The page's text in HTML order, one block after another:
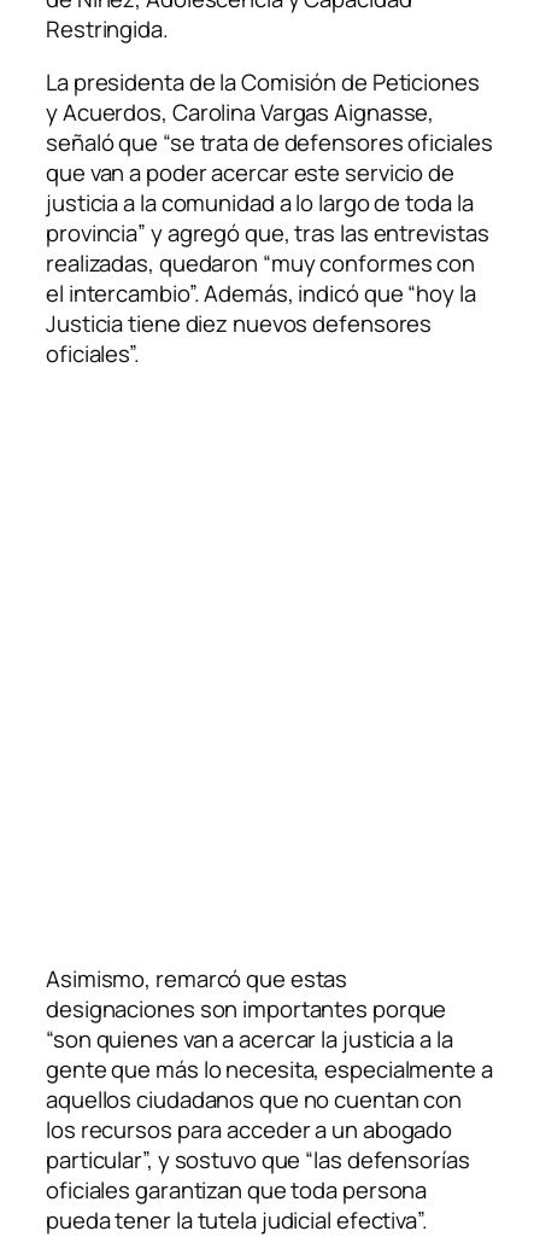
Restringida.
La presidenta de la Comisión de Peticiones
y Acuerdos, Carolina Vargas Aignasse,
señaló que “se trata de defensores oficiales
que van a poder acercar este servicio de
justicia a la comunidad a lo largo de toda la
provincia” y agregó que, tras las entrevistas
realizadas, quedaron “muy conformes con
el intercambio”. Además, indicó que “hoy la
Justicia tiene diez nuevos defensores
oficiales”.
Asimismo, remarcó que estas
designaciones son importantes porque
“son quienes van a acercar la justicia a la
gente que más lo necesita, especialmente a
aquellos ciudadanos que no cuentan con
los recursos para acceder a un abogado
particular”, y sostuvo que “las defensorías
oficiales garantizan que toda persona
pueda tener la tutela judicial efectiva”.